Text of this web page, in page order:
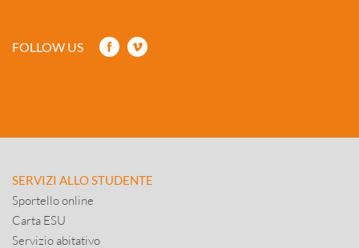
FOLLOW US
SERVIZI ALLO STUDENTE
Sportello online
Carta ESU
Servizio abitativo